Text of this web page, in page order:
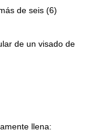
de seis (6)
de un visado de
llena: